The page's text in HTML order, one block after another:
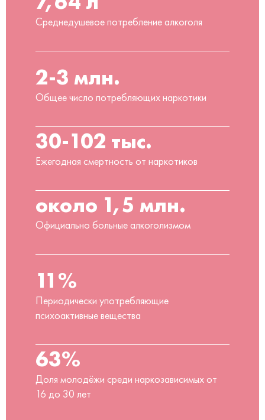
Среднедушевое потребление алкоголя
2-3 млн.
Общее число потребляющих наркотики
30-102 тыс.
Ежегодная смертность от наркотиков
около 1,5 млн.
Официально больные алкоголизмом
11%
Периодически употребляющие
психоактивные вещества
63%
Доля молодёжи среди наркозависимых от
16 до 30 лет